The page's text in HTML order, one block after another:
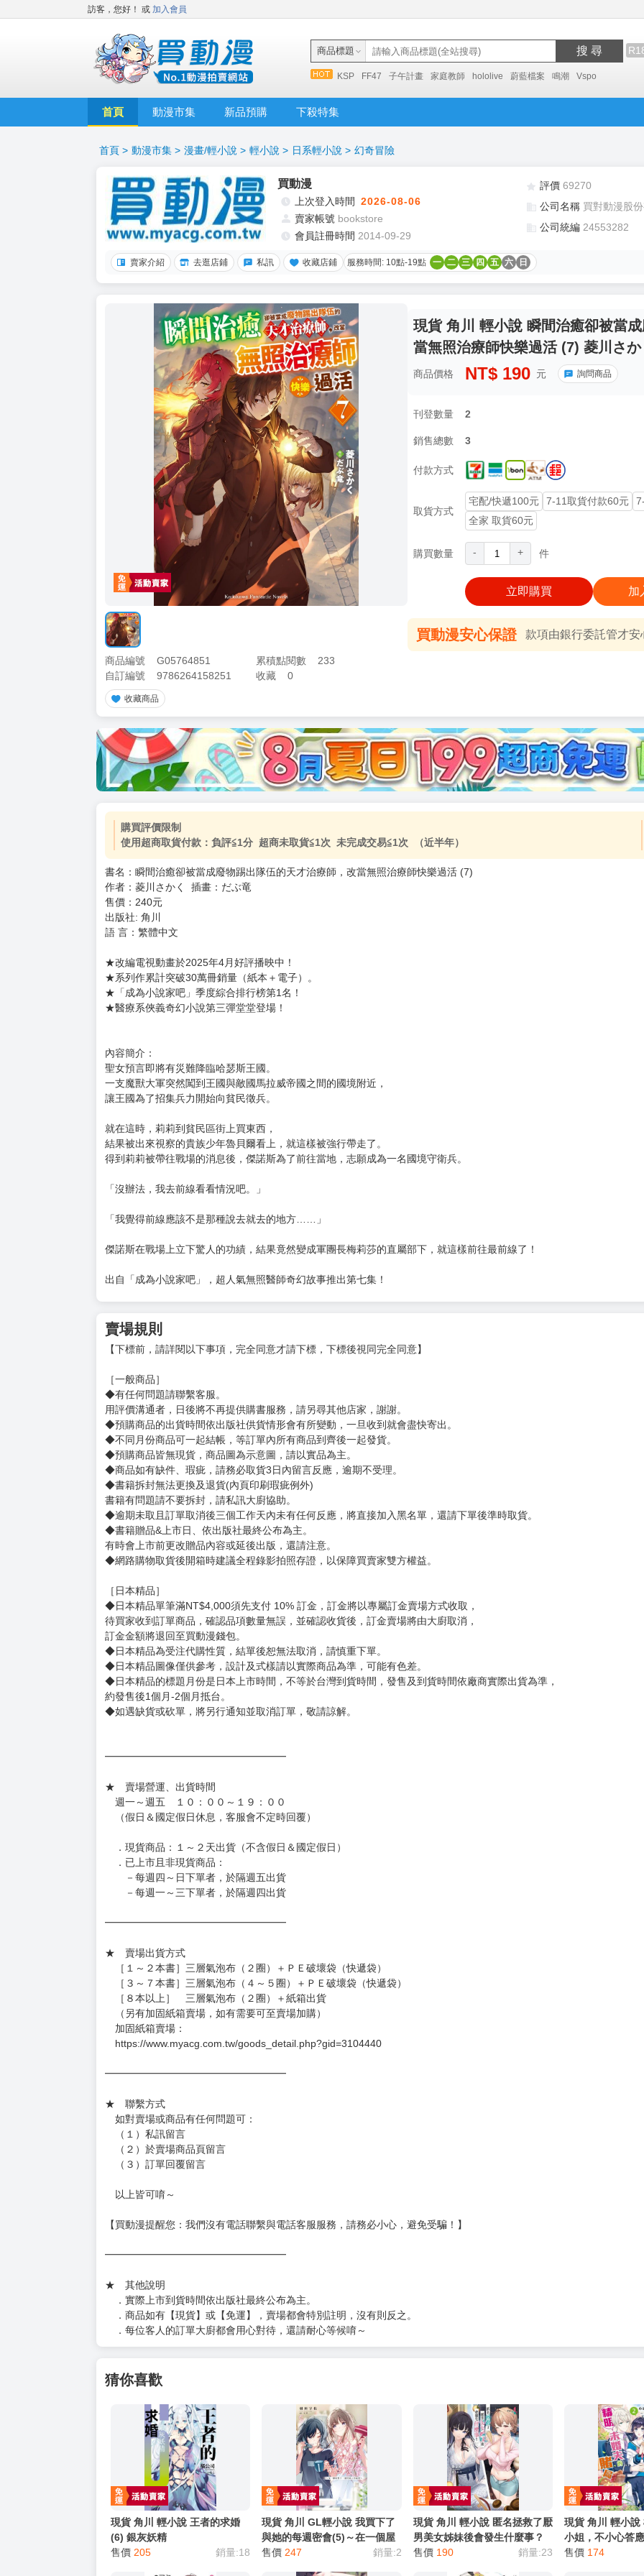
訪客，您好！ 或 加入會員
商品標題 搜 尋
KSP FF47 子午計畫 家庭教師 hololive 蔚藍檔案 鳴潮 Vspo
首頁 動漫市集 新品預購 下殺特集
首頁 > 動漫市集 > 漫畫/輕小說 > 輕小說 > 日系輕小說 > 幻奇冒險
買動漫
上次登入時間 2026-08-06
賣家帳號 bookstore
會員註冊時間 2014-09-29
評價 69270
公司名稱 買對動漫股
公司統編 24553282
賣家介紹 去逛店鋪 私訊 收藏店鋪 服務時間: 10點-19點 一 二 三 四 五 六 日
商品編號 G05764851 累積點閱數
233
自訂編號
9786264158251 收藏 0
收藏商品
現貨 角川 輕小說 瞬間治癒卻被當
當無照治療師快樂過活 (7) 菱川さか
商品價格 NT$ 190 元 詢問商品
刊登數量 2
銷售總數 3
付款方式
取貨方式
宅配/快遞100元 7-11取貨付款60元
全家 取貨60元
購買數量 - + 件
立即購買 加
買動漫安心保證 款項由銀行委託管才安
加價購 ( 共
(加購品) 買動漫★《$15元-加固紙箱包裝》
NT$15
購買評價限制
使用超商取貨付款：負評≦1分 超商未取貨≦1次 未完成交易≦1次 （近半年）
售價：240元
出版社: 角川
語 言：繁體中文
★系列作累計突破30萬冊銷量（紙本＋電子）。
★「成為小說家吧」季度綜合排行榜第1名！
★醫療系俠義奇幻小說第三彈堂堂登場！
聖女預言即將有災難降臨哈瑟斯王國。
讓王國為了招集兵力開始向貧民徵兵。
就在這時，莉莉到貧民區街上買東西，
得到莉莉被帶往戰場的消息後，傑諾斯為了前往當地，志願成為一名國境守衛兵。
「沒辦法，我去前線看看情況吧。」
傑諾斯在戰場上立下驚人的功績，結果竟然變成軍團長梅莉莎的直屬部下，就這樣前往最前線了！
出自「成為小說家吧」，超人氣無照醫師奇幻故事推出第七集！
賣場規則
【下標前，請詳閱以下事項，完全同意才請下標，下標後視同完全同意】
［一般商品］
◆有任何問題請聯繫客服。
用評價溝通者，日後將不再提供購書服務，請另尋其他店家，謝謝。
◆不同月份商品可一起結帳，等訂單內所有商品到齊後一起發貨。
◆預購商品皆無現貨，商品圖為示意圖，請以實品為主。
◆商品如有缺件、瑕疵，請務必取貨3日內留言反應，逾期不受理。
◆書籍拆封無法更換及退貨(內頁印刷瑕疵例外)
書籍有問題請不要拆封，請私訊大廚協助。
◆逾期未取且訂單取消後三個工作天內未有任何反應，將直接加入黑名單，還請下單後準時取貨。
◆書籍贈品&上市日、依出版社最終公布為主。
有時會上市前更改贈品內容或延後出版，還請注意。
◆網路購物取貨後開箱時建議全程錄影拍照存證，以保障買賣家雙方權益。
訂金金額將退回至買動漫錢包。
◆日本精品為受注代購性質，結單後恕無法取消，請慎重下單。
◆日本精品圖像僅供參考，設計及式樣請以實際商品為準，可能有色差。
約發售後1個月-2個月抵台。
◆如遇缺貨或砍單，將另行通知並取消訂單，敬請諒解。
週一～週五 １０：００～１９：００
（假日＆國定假日休息，客服會不定時回覆）
．現貨商品：１～２天出貨（不含假日＆國定假日）
．已上市且非現貨商品：
－每週四～日下單者，於隔週五出貨
－每週一～三下單者，於隔週四出貨
★ 賣場出貨方式
［１～２本書］三層氣泡布（２圈）＋ＰＥ破壞袋（快遞袋）
［３～７本書］三層氣泡布（４～５圈）＋ＰＥ破壞袋（快遞袋）
［８本以上］ 三層氣泡布（２圈）＋紙箱出貨
（另有加固紙箱賣場，如有需要可至賣場加購）
https://www.myacg.com.tw/goods_detail.php?gid=3104440
━━━━━━━━━━━━━━━━━━
（１）私訊留言
（２）於賣場商品頁留言
（３）訂單回覆留言
【買動漫提醒您：我們沒有電話聯繫與電話客服服務，請務必小心，避免受騙！】
★ 其他說明
．實際上市到貨時間依出版社最終公布為主。
．商品如有【現貨】或【免運】，賣場都會特別註明，沒有則反之。
．每位客人的訂單大廚都會用心對待，還請耐心等候唷～
猜你喜歡